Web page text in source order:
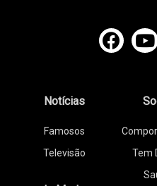
Notícias
Famosos
Televisão
Tem